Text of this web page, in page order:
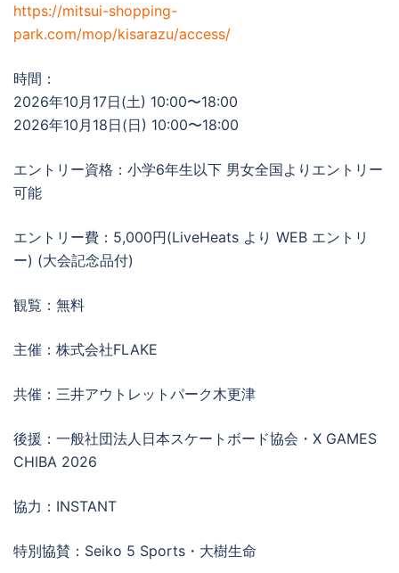
https://mitsui-shopping-
park.com/mop/kisarazu/access/
時間：
2026年10月17日(土) 10:00〜18:00
2026年10月18日(日) 10:00〜18:00
エントリー資格：小学6年生以下 男女全国よりエントリー
可能
エントリー費：5,000円(LiveHeats より WEB エントリ
ー) (大会記念品付)
観覧：無料
主催：株式会社FLAKE
共催：三井アウトレットパーク木更津
後援：一般社団法人日本スケートボード協会・X GAMES
CHIBA 2026
協力：INSTANT
特別協賛：Seiko 5 Sports・大樹生命